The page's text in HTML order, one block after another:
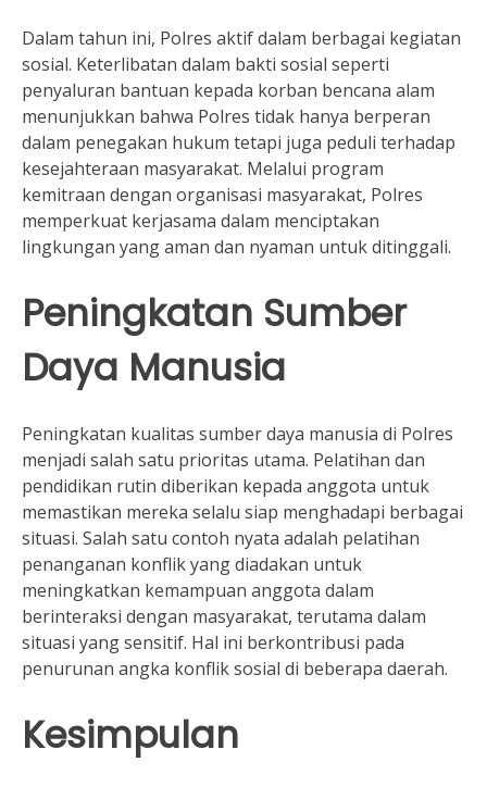
Dalam tahun ini, Polres aktif dalam berbagai kegiatan
sosial. Keterlibatan dalam bakti sosial seperti
penyaluran bantuan kepada korban bencana alam
menunjukkan bahwa Polres tidak hanya berperan
dalam penegakan hukum tetapi juga peduli terhadap
kesejahteraan masyarakat. Melalui program
kemitraan dengan organisasi masyarakat, Polres
memperkuat kerjasama dalam menciptakan
lingkungan yang aman dan nyaman untuk ditinggali.
Peningkatan Sumber
Daya Manusia
Peningkatan kualitas sumber daya manusia di Polres
menjadi salah satu prioritas utama. Pelatihan dan
pendidikan rutin diberikan kepada anggota untuk
memastikan mereka selalu siap menghadapi berbagai
situasi. Salah satu contoh nyata adalah pelatihan
penanganan konflik yang diadakan untuk
meningkatkan kemampuan anggota dalam
berinteraksi dengan masyarakat, terutama dalam
situasi yang sensitif. Hal ini berkontribusi pada
penurunan angka konflik sosial di beberapa daerah.
Kesimpulan